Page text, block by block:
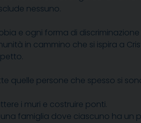
nessuno.
e ogni forma di
in cammino che si ispira a
quelle persone che spesso si
i muri e costruire ponti.
famiglia dove ciascuno ha un